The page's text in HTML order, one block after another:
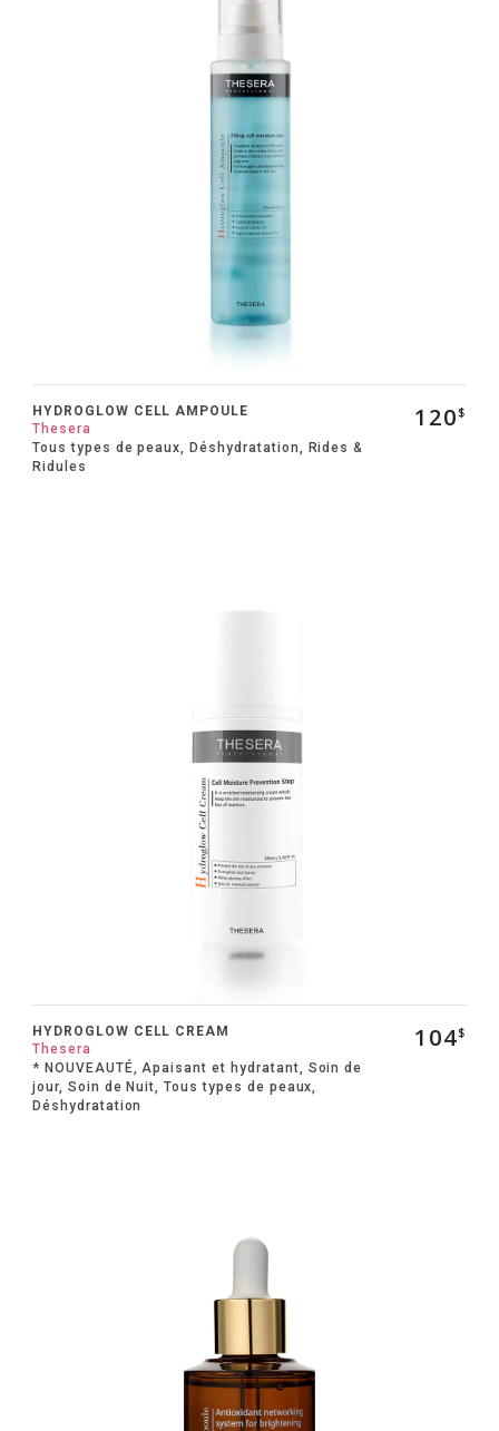
HYDROGLOW CELL AMPOULE
Thesera
Tous types de peaux, Déshydratation, Rides &
Ridules
120$
HYDROGLOW CELL CREAM
Thesera
* NOUVEAUTÉ, Apaisant et hydratant, Soin de
jour, Soin de Nuit, Tous types de peaux,
Déshydratation
104$